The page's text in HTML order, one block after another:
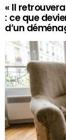
« Il
: ce que
d’un